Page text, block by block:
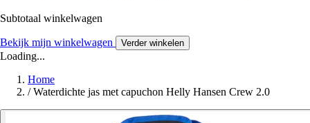
Subtotaal winkelwagen
Bekijk mijn winkelwagen Verder winkelen
Loading...
Home
/ Waterdichte jas met capuchon Helly Hansen Crew 2.0